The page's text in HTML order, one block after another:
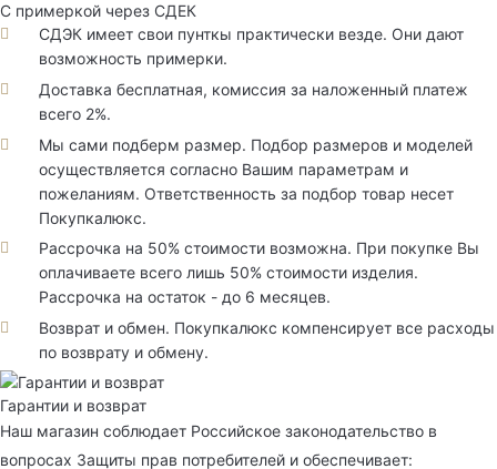
С примеркой через СДЕК
СДЭК имеет свои пунткы практически везде. Они дают
возможность примерки.
Доставка бесплатная, комиссия за наложенный платеж
всего 2%.
Мы сами подберм размер. Подбор размеров и моделей
осуществляется согласно Вашим параметрам и
пожеланиям. Ответственность за подбор товар несет
Покупкалюкс.
Рассрочка на 50% стоимости возможна. При покупке Вы
оплачиваете всего лишь 50% стоимости изделия.
Рассрочка на остаток - до 6 месяцев.
Возврат и обмен. Покупкалюкс компенсирует все расходы
по возврату и обмену.
Гарантии и возврат
Наш магазин соблюдает Российское законодательство в
вопросах Защиты прав потребителей и обеспечивает: